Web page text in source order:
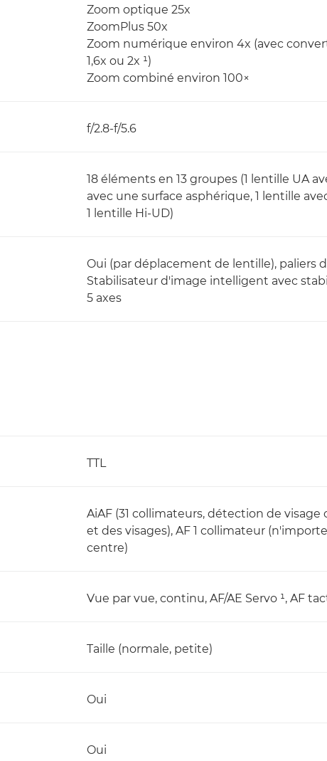
Zoom optique 25x
ZoomPlus 50x
Zoom numérique environ 4x (avec
1,6x ou 2x ¹)
Zoom combiné environ 100×
f/2.8-f/5.6
18 éléments en 13 groupes (1 lentille UA
avec une surface asphérique, 1 lentille
1 lentille Hi-UD)
Oui (par déplacement de lentille), paliers
Stabilisateur d'image intelligent avec
5 axes
TTL
AiAF (31 collimateurs, détection de
et des visages), AF 1 collimateur
centre)
Vue par vue, continu, AF/AE Servo ¹, AF
Taille (normale, petite)
Oui
Oui